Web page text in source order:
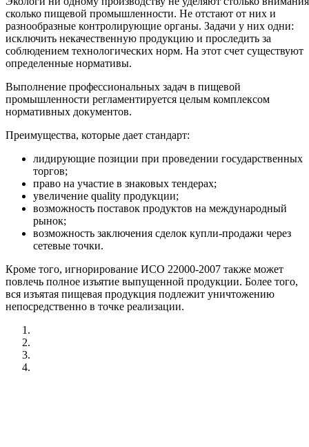
сколько пищевой промышленности. Не отстают от них и
разнообразные контролирующие органы. Задачи у них одни:
исключить некачественную продукцию и проследить за
соблюдением технологических норм. На этот счет существуют
определенные нормативы.
Выполнение профессиональных задач в пищевой
промышленности регламентируется целым комплексом
нормативных документов.
Преимущества, которые дает стандарт:
лидирующие позиции при проведении государственных
торгов;
право на участие в знаковых тендерах;
увеличение quality продукции;
возможность поставок продуктов на международный
рынок;
возможность заключения сделок купли-продажи через
сетевые точки.
Кроме того, игнорирование ИСО 22000-2007 также может
повлечь полное изъятие выпущенной продукции. Более того,
вся изъятая пищевая продукция подлежит уничтожению
непосредственно в точке реализации.